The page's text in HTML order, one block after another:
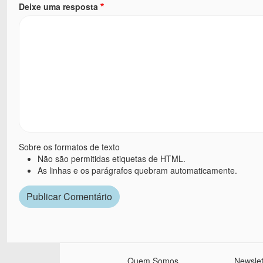
Deixe uma resposta
Sobre os formatos de texto
Não são permitidas etiquetas de HTML.
As linhas e os parágrafos quebram automaticamente.
Quem Somos